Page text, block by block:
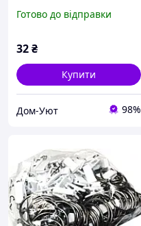
Готово до відправки
32₴
Купити
Дом-Уют 98%